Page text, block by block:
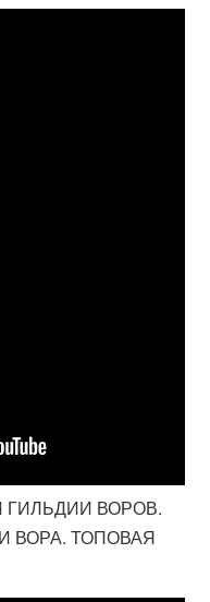
ГИЛЬДИИ ВОРОВ.
ВОРА. ТОПОВАЯ